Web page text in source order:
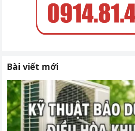
Bài viết mới